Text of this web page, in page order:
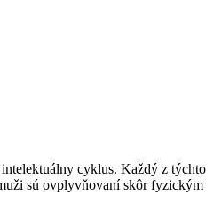
cyklus. Každý z
sú ovplyvňovaní skôr